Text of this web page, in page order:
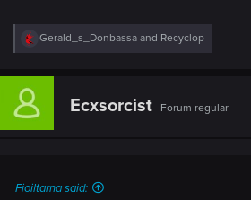
Post automatically merged:
В игре проблема с тенями. В
большом количестве
проходит турнир по гвинту.
R
e
c
i
Gerald_s_Donbassa and Recyclop
Ecxsorcist Forum regular
Fioiltarna said: